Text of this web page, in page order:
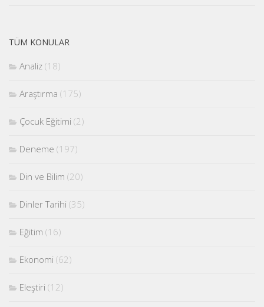
TÜM KONULAR
Analiz (18)
Araştırma (175)
Çocuk Eğitimi (2)
Deneme (197)
Din ve Bilim (20)
Dinler Tarihi (35)
Eğitim (16)
Ekonomi (62)
Eleştiri (12)